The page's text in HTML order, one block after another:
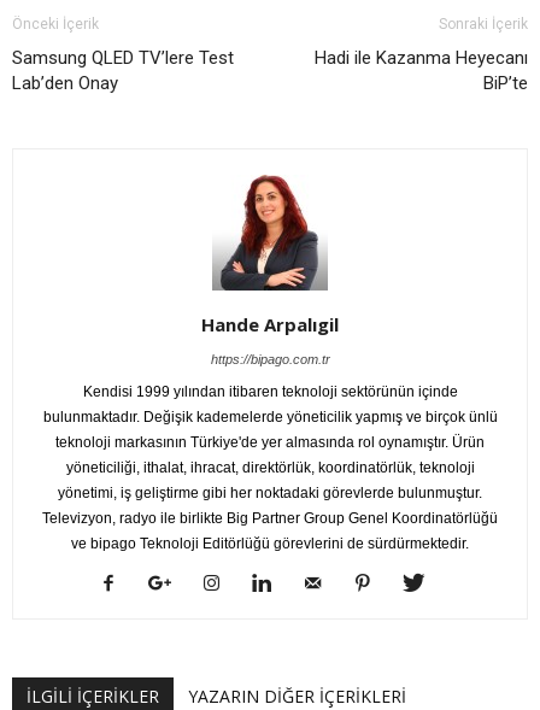
Önceki İçerik
Samsung QLED TV’lere Test
Lab’den Onay
Sonraki İçerik
Hadi ile Kazanma Heyecanı
BiP’te
Hande Arpalıgil
https://bipago.com.tr
Kendisi 1999 yılından itibaren teknoloji sektörünün içinde
bulunmaktadır. Değişik kademelerde yöneticilik yapmış ve birçok ünlü
teknoloji markasının Türkiye'de yer almasında rol oynamıştır. Ürün
yöneticiliği, ithalat, ihracat, direktörlük, koordinatörlük, teknoloji
yönetimi, iş geliştirme gibi her noktadaki görevlerde bulunmuştur.
Televizyon, radyo ile birlikte Big Partner Group Genel Koordinatörlüğü
ve bipago Teknoloji Editörlüğü görevlerini de sürdürmektedir.
İLGİLİ İÇERİKLER YAZARIN DİĞER İÇERİKLERİ